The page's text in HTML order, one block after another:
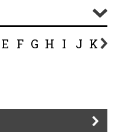
E F G H I J K L